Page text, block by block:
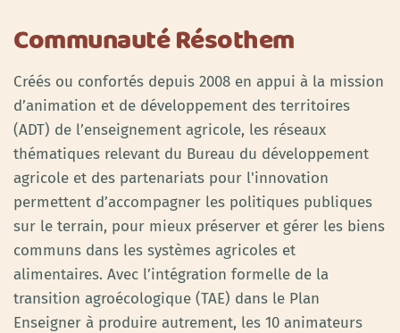
Communauté Résothem
Créés ou confortés depuis 2008 en appui à la mission
d’animation et de développement des territoires
(ADT) de l’enseignement agricole, les réseaux
thématiques relevant du Bureau du développement
agricole et des partenariats pour l'innovation
permettent d’accompagner les politiques publiques
sur le terrain, pour mieux préserver et gérer les biens
communs dans les systèmes agricoles et
alimentaires. Avec l’intégration formelle de la
transition agroécologique (TAE) dans le Plan
Enseigner à produire autrement, les 10 animateurs